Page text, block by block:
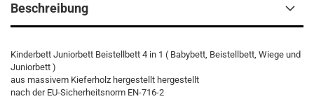
Beschreibung
Kinderbett Juniorbett Beistellbett 4 in 1 ( Babybett, Beistellbett, Wiege und
Juniorbett )
aus massivem Kieferholz hergestellt hergestellt
nach der EU-Sicherheitsnorm EN-716-2